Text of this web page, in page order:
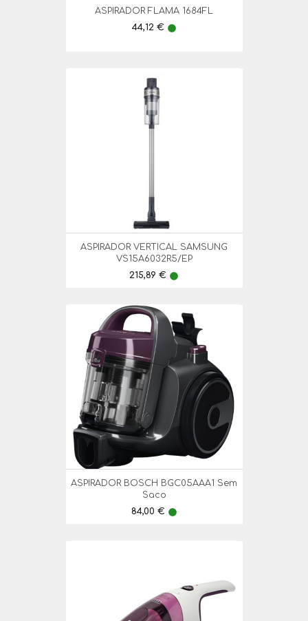
ASPIRADOR FLAMA 1684FL
Preço
44,12 € lens
ASPIRADOR VERTICAL SAMSUNG
VS15A6032R5/EP
Preço
215,89 € lens
ASPIRADOR BOSCH BGC05AAA1 Sem
Saco
Preço
84,00 € lens